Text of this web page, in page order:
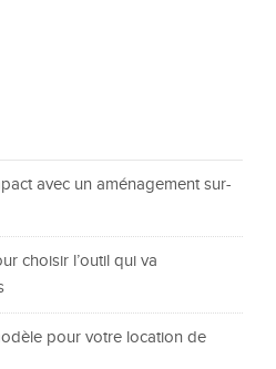
avec un aménagement sur-
choisir l’outil qui va
pour votre location de